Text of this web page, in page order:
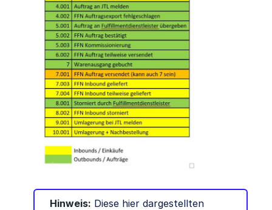
Hinweis: Diese hier dargestellten